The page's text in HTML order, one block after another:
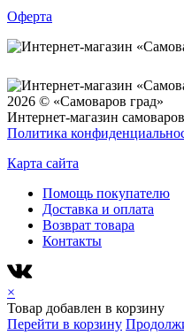
Оферта
2026 © «Самоваров град»
Интернет-магазин
Политика
Карта сайта
Помощь покупателю
Доставка и оплата
Возврат товара
Контакты
×
Товар добавлен в корзину
Перейти в корзину